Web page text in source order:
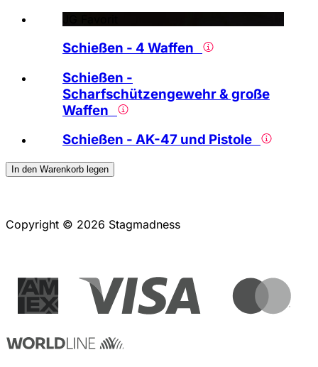
Schießen - 4 Waffen
Schießen -
Scharfschützengewehr & große
Waffen
Schießen - AK-47 und Pistole
In den Warenkorb legen
Copyright © 2026 Stagmadness